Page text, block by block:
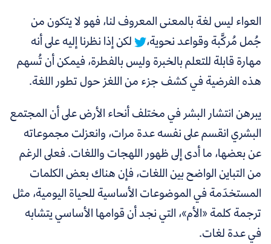
العواء ليس لغة بالمعنى المعروف لنا، فهو لا يتكون من
جُمل مُركَّبة وقواعد نحوية،
لكن إذا نظرنا إليه على أنه
مهارة قابلة للتعلم بالخبرة وليس بالفطرة، فيمكن أن تُسهم
هذه الفرضية في كشف جزء من اللغز حول تطور اللغة.
يبرهن انتشار البشر في مختلف أنحاء الأرض على أن المجتمع
البشري انقسم على نفسه عدة مرات، وانعزلت مجموعاته
عن بعضها، ما أدى إلى ظهور اللهجات واللغات. فعلى الرغم
من التباين الواضح بين اللغات، فإن هناك بعض الكلمات
المستخدَمة في الموضوعات الأساسية للحياة اليومية، مثل
ترجمة كلمة «الأم»، التي نجد أن قوامها الأساسي يتشابه
في عدة لغات.